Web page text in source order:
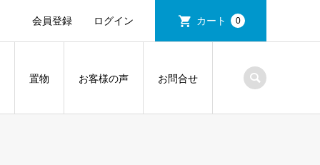
会員登録 ログイン カート 0
置物 お客様の声 お問合せ